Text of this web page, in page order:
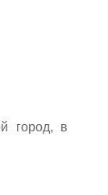
город, в